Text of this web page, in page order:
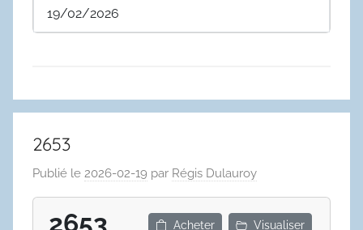
19/02/2026
2653
Publié le 2026-02-19 par Régis Dulauroy
2653 Acheter Visualiser